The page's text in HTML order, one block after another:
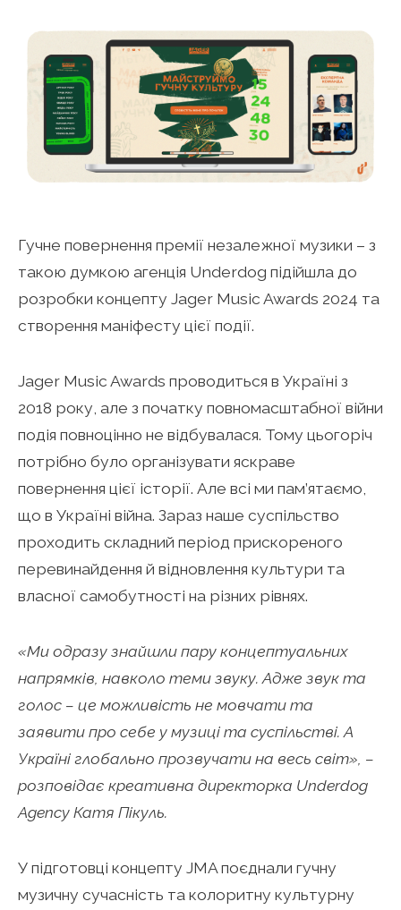
Гучне повернення премії незалежної музики – з
такою думкою агенція Underdog підійшла до
розробки концепту Jager Music Awards 2024 та
створення маніфесту цієї події.
Jager Music Awards проводиться в Україні з
2018 року, але з початку повномасштабної війни
подія повноцінно не відбувалася. Тому цьогоріч
потрібно було організувати яскраве
повернення цієї історії. Але всі ми пам’ятаємо,
що в Україні війна. Зараз наше суспільство
проходить складний період прискореного
перевинайдення й відновлення культури та
власної самобутності на різних рівнях.
«Ми одразу знайшли пару концептуальних
напрямків, навколо теми звуку. Адже звук та
голос – це можливість не мовчати та
заявити про себе у музиці та суспільстві. А
Україні глобально прозвучати на весь світ», –
розповідає креативна директорка Underdog
Agency Катя Пікуль.
У підготовці концепту JMA поєднали гучну
музичну сучасність та колоритну культурну